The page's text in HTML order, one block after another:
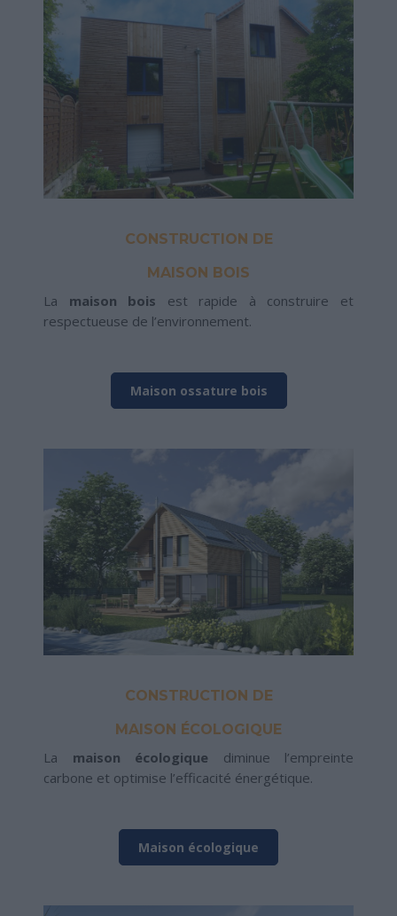
CONSTRUCTION DE
MAISON BOIS
La maison bois est rapide à construire et
respectueuse de l’environnement.
Maison ossature bois
CONSTRUCTION DE
MAISON ÉCOLOGIQUE
La maison écologique diminue l’empreinte
carbone et optimise l’efficacité énergétique.
Maison écologique